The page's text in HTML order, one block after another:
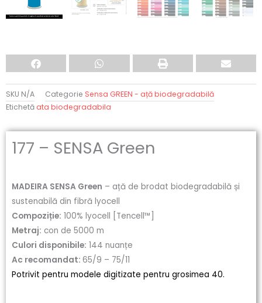
SKU N/A Categorie Sensa GREEN - ață biodegradabilă
Etichetă ata biodegradabila
177 – SENSA Green
MADEIRA SENSA Green – ață de brodat biodegradabilă și
sustenabilă din fibră lyocell
Compoziție: 100% lyocell [Tencell™]
Metraj: con de 5000 m
Culori disponibile: 144 nuanțe
Ac recomandat: 65/9 – 75/11
Potrivit pentru modele digitizate pentru grosimea 40.